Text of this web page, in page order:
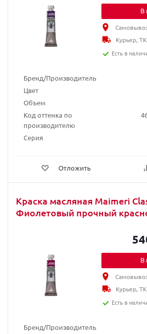
Бренд/Производитель
Цвет
Объем
Код оттенка по
производителю
Серия
Отложить
В
Курьер, ТК
Есть в
Краска масляная Maimeri
Фиолетовый прочный
Бренд/Производитель
В
Курьер, ТК
Есть в